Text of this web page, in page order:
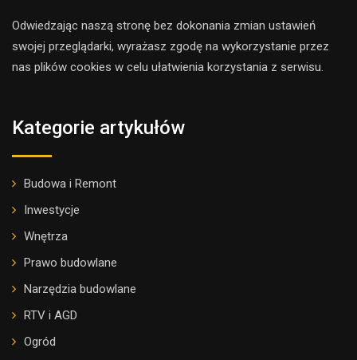
Odwiedzając naszą stronę bez dokonania zmian ustawień
swojej przeglądarki, wyrażasz zgodę na wykorzystanie przez
nas plików cookies w celu ułatwienia korzystania z serwisu.
Kategorie artykułów
Budowa i Remont
Inwestycje
Wnętrza
Prawo budowlane
Narzędzia budowlane
RTV i AGD
Ogród